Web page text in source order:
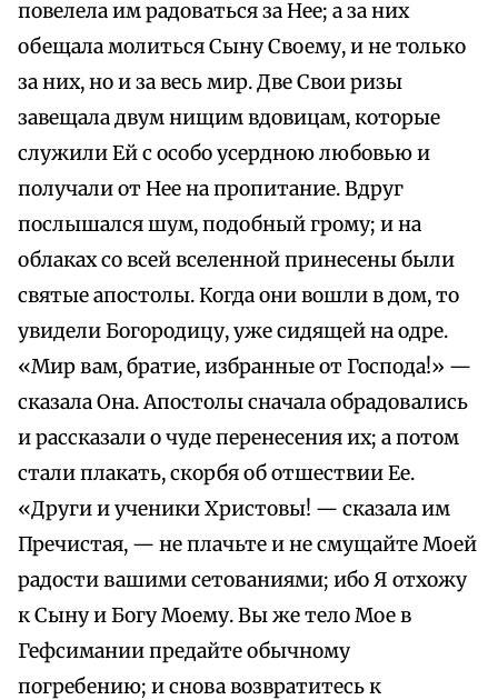
повелела им радоваться за Нее; а за них
обещала молиться Сыну Своему, и не только
за них, но и за весь мир. Две Свои ризы
завещала двум нищим вдовицам, которые
служили Ей с особо усердною любовью и
получали от Нее на пропитание. Вдруг
послышался шум, подобный грому; и на
облаках со всей вселенной принесены были
святые апостолы. Когда они вошли в дом, то
увидели Богородицу, уже сидящей на одре.
«Мир вам, братие, избранные от Господа!» —
сказала Она. Апостолы сначала обрадовались
и рассказали о чуде перенесения их; а потом
стали плакать, скорбя об отшествии Ее.
«Други и ученики Христовы! — сказала им
Пречистая, — не плачьте и не смущайте Моей
радости вашими сетованиями; ибо Я отхожу
к Сыну и Богу Моему. Вы же тело Мое в
Гефсимании предайте обычному
погребению; и снова возвратитесь к